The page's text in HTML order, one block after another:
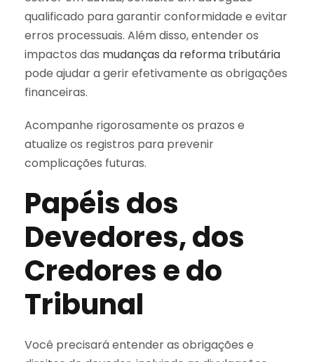
qualificado para garantir conformidade e evitar
erros processuais. Além disso, entender os
impactos das mudanças da reforma tributária
pode ajudar a gerir efetivamente as obrigações
financeiras.
Acompanhe rigorosamente os prazos e
atualize os registros para prevenir
complicações futuras.
Papéis dos
Devedores, dos
Credores e do
Tribunal
Você precisará entender as obrigações e